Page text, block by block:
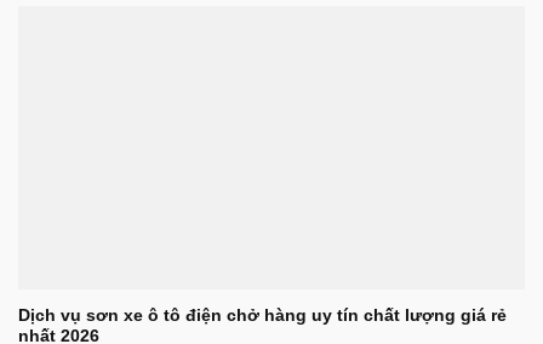
Dịch vụ sơn xe ô tô điện chở hàng uy tín chất lượng giá rẻ
nhất 2026